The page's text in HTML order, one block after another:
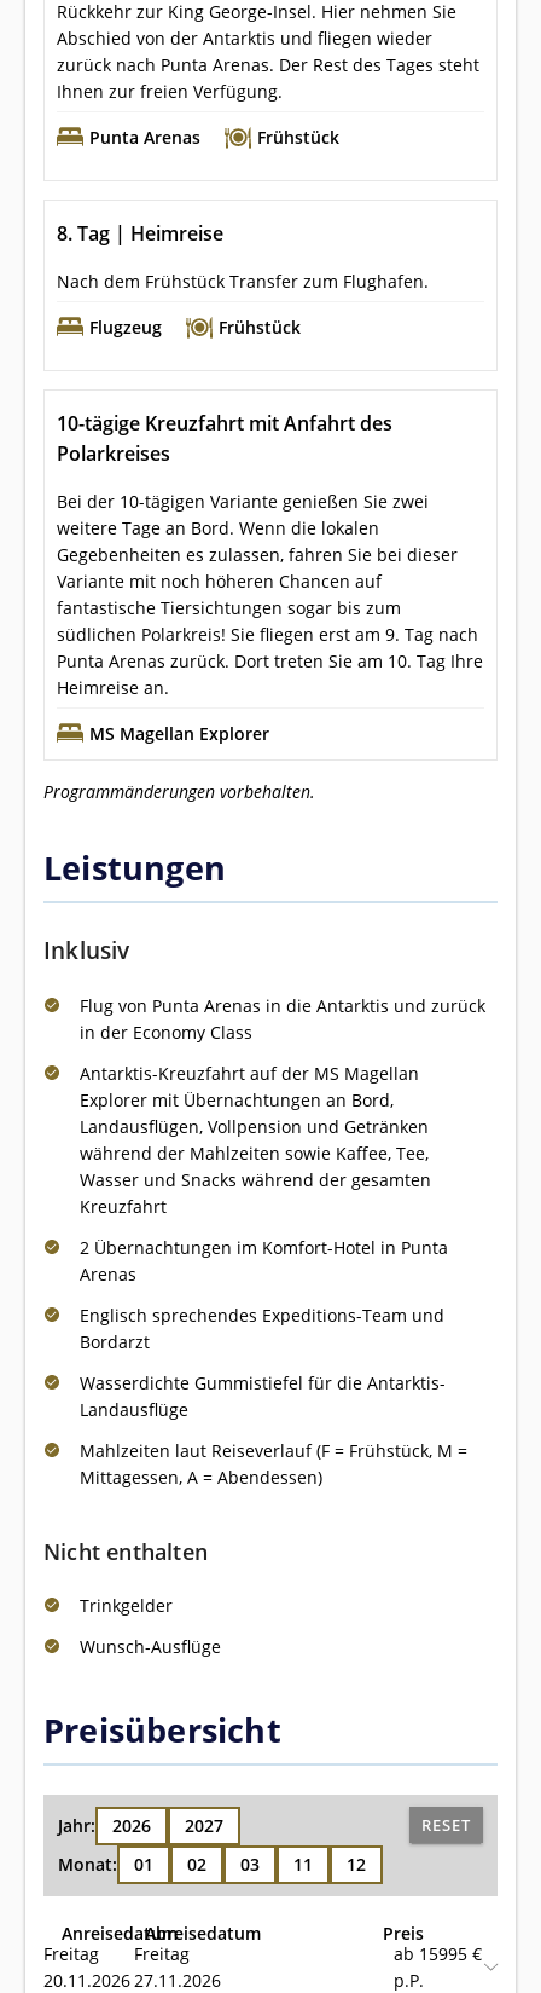
Rückkehr zur King George-Insel. Hier nehmen Sie
Abschied von der Antarktis und fliegen wieder
zurück nach Punta Arenas. Der Rest des Tages steht
Ihnen zur freien Verfügung.
Punta Arenas
Frühstück
8. Tag | Heimreise
Nach dem Frühstück Transfer zum Flughafen.
Flugzeug
Frühstück
10-tägige Kreuzfahrt mit Anfahrt des
Polarkreises
Bei der 10-tägigen Variante genießen Sie zwei
weitere Tage an Bord. Wenn die lokalen
Gegebenheiten es zulassen, fahren Sie bei dieser
Variante mit noch höheren Chancen auf
fantastische Tiersichtungen sogar bis zum
südlichen Polarkreis! Sie fliegen erst am 9. Tag nach
Punta Arenas zurück. Dort treten Sie am 10. Tag Ihre
Heimreise an.
MS Magellan Explorer
Programmänderungen vorbehalten.
Leistungen
Inklusiv
Flug von Punta Arenas in die Antarktis und zurück
in der Economy Class
Antarktis-Kreuzfahrt auf der MS Magellan
Explorer mit Übernachtungen an Bord,
Landausflügen, Vollpension und Getränken
während der Mahlzeiten sowie Kaffee, Tee,
Wasser und Snacks während der gesamten
Kreuzfahrt
2 Übernachtungen im Komfort-Hotel in Punta
Arenas
Englisch sprechendes Expeditions-Team und
Bordarzt
Wasserdichte Gummistiefel für die Antarktis-
Landausflüge
Mahlzeiten laut Reiseverlauf (F = Frühstück, M =
Mittagessen, A = Abendessen)
Nicht enthalten
Trinkgelder
Wunsch-Ausflüge
Preisübersicht
Jahr: 2026
2027
Monat:
01 02 03 11 12
RESET
AnreisedatumAbreisedatum
Preis
Freitag
20.11.2026
Freitag
27.11.2026
ab 15995 €
p.P.